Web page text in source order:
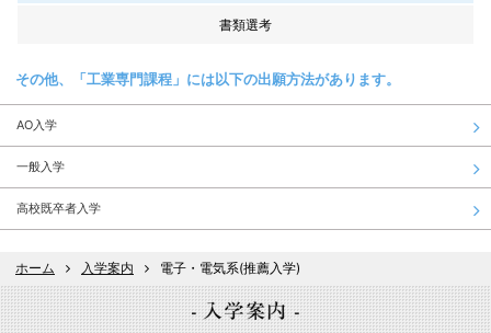
書類選考
その他、「工業専門課程」には以下の出願方法があります。
AO入学
一般入学
高校既卒者入学
ホーム 入学案内 電子・電気系(推薦入学)